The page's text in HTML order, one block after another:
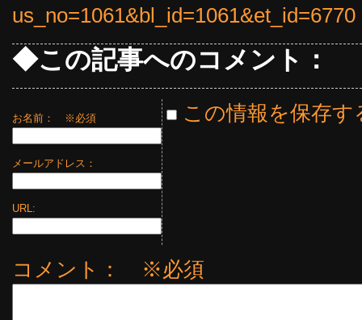
us_no=1061&bl_id=1061&et_id=6770
◆この記事へのコメント：
お名前： ※必須
メールアドレス：
URL:
この情報を保存す
コメント： ※必須